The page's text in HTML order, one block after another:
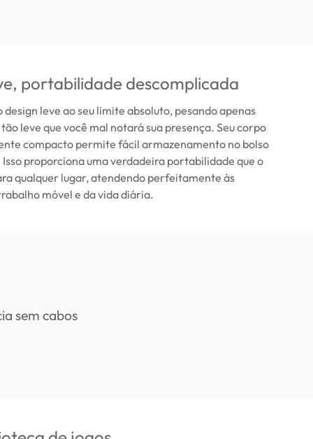
portabilidade descomplicada
design leve ao seu limite absoluto, pesando apenas
leve que você mal notará sua presença. Seu corpo
compacto permite fácil armazenamento no bolso
proporciona uma verdadeira portabilidade que o
qualquer lugar, atendendo perfeitamente às
móvel e da vida diária.